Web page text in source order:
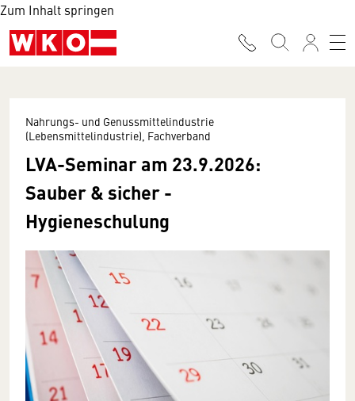
Zum Inhalt springen
Nahrungs- und Genussmittelindustrie
(Lebensmittelindustrie), Fachverband
LVA-Seminar am 23.9.2026:
Sauber & sicher -
Hygieneschulung